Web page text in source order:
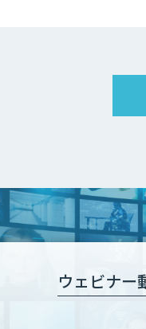
ウェビナー